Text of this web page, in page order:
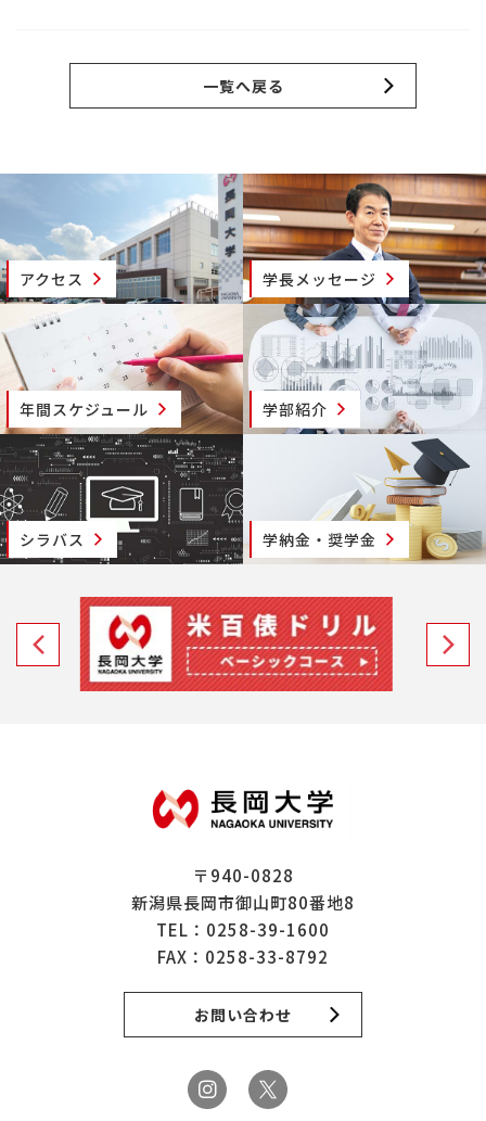
一覧へ戻る
アクセス 学長メッセージ
年間スケジュール 学部紹介
シラバス 学納金・奨学金
〒940-0828
新潟県長岡市御山町80番地8
TEL： 0258-39-1600
FAX：0258-33-8792
お問い合わせ